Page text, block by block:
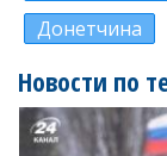
Донетчина
Новости по